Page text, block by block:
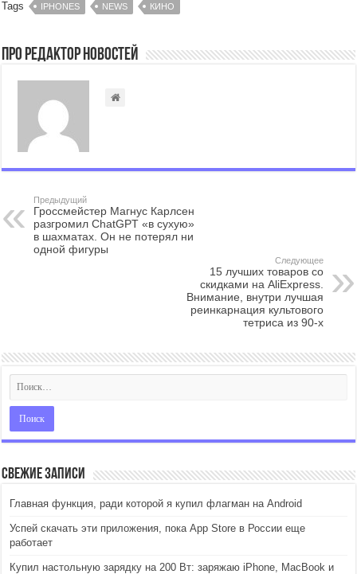
Tags IPHONES NEWS КИНО
Про Редактор Новостей
Предыдущий
Гроссмейстер Магнус Карлсен
разгромил ChatGPT «в сухую»
в шахматах. Он не потерял ни
одной фигуры
Следующее
15 лучших товаров со
скидками на AliExpress.
Внимание, внутри лучшая
реинкарнация культового
тетриса из 90-х
Свежие записи
Главная функция, ради которой я купил флагман на Android
Успей скачать эти приложения, пока App Store в России еще
работает
Купил настольную зарядку на 200 Вт: заряжаю iPhone, MacBook и